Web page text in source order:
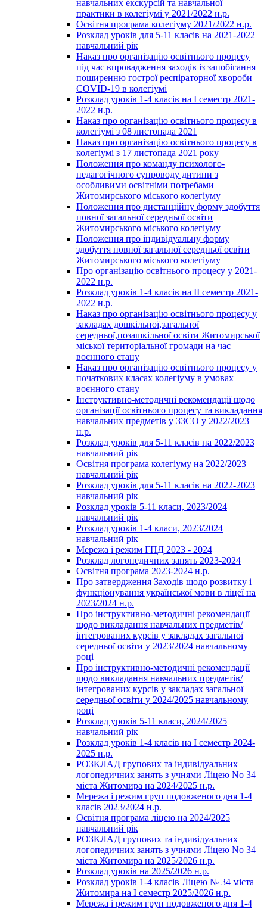
навчальних екскурсій та навчальної
практики в колегіумі у 2021/2022 н.р.
Освітня програма колегіуму 2021/2022 н.р.
Розклад уроків для 5-11 класів на 2021-2022
навчальний рік
Наказ про організацію освітнього процесу
під час впровадження заходів із запобігання
поширенню гострої респіраторної хвороби
COVID-19 в колегіумі
Розклад уроків 1-4 класів на І семестр 2021-
2022 н.р.
Наказ про організацію освітнього процесу в
колегіумі з 08 листопада 2021
Наказ про організацію освітнього процесу в
колегіумі з 17 листопада 2021 року
Положення про команду психолого-
педагогічного супроводу дитини з
особливими освітніми потребами
Житомирського міського колегіуму
Положення про дистанційну форму здобуття
повної загальної середньої освіти
Житомирського міського колегіуму
Положення про індивідуальну форму
здобуття повної загальної середньої освіти
Житомирського міського колегіуму
Про організацію освітнього процесу у 2021-
2022 н.р.
Розклад уроків 1-4 класів на ІІ семестр 2021-
2022 н.р.
Наказ про організацію освітнього процесу у
закладах дошкільної,загальної
середньої,позашкільної освіти Житомирської
міської територіальної громади на час
воєнного стану
Наказ про організацію освітнього процесу у
початкових класах колегіуму в умовах
воєнного стану
Інструктивно-методичні рекомендації щодо
організації освітнього процесу та викладання
навчальних предметів у ЗЗСО у 2022/2023
н.р.
Розклад уроків для 5-11 класів на 2022/2023
навчальний рік
Освітня програма колегіуму на 2022/2023
навчальний рік
Розклад уроків для 5-11 класів на 2022-2023
навчальний рік
Розклад уроків 5-11 класи, 2023/2024
навчальний рік
Розклад уроків 1-4 класи, 2023/2024
навчальний рік
Мережа і режим ГПД 2023 - 2024
Розклад логопедичних занять 2023-2024
Освітня програма 2023-2024 н.р.
Про затвердження Заходів щодо розвитку і
функціонування української мови в ліцеї на
2023/2024 н.р.
Про інструктивно-методичні рекомендації
щодо викладання навчальних предметів/
інтегрованих курсів у закладах загальної
середньої освіти у 2023/2024 навчальному
році
Про інструктивно-методичні рекомендації
щодо викладання навчальних предметів/
інтегрованих курсів у закладах загальної
середньої освіти у 2024/2025 навчальному
році
Розклад уроків 5-11 класи, 2024/2025
навчальний рік
Розклад уроків 1-4 класів на І семестр 2024-
2025 н.р.
РОЗКЛАД групових та індивідуальних
логопедичних занять з учнями Ліцею No 34
міста Житомира на 2024/2025 н.р.
Мережа і режим груп подовженого дня 1-4
класів 2023/2024 н.р.
Освітня програма ліцею на 2024/2025
навчальний рік
РОЗКЛАД групових та індивідуальних
логопедичних занять з учнями Ліцею No 34
міста Житомира на 2025/2026 н.р.
Розклад уроків на 2025/2026 н.р.
Розклад уроків 1-4 класів Ліцею № 34 міста
Житомира на І семестр 2025/2026 н.р.
Мережа і режим груп подовженого дня 1-4